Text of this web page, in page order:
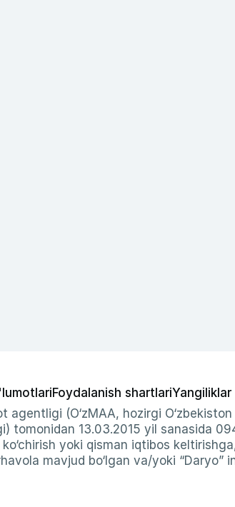
Foydalanish shartlariYangiliklar
(O‘zMAA, hozirgi
tomonidan 13.03.2015 yil sanasida
yoki qisman iqtibos
mavjud bo‘lgan va/yoki “Daryo”